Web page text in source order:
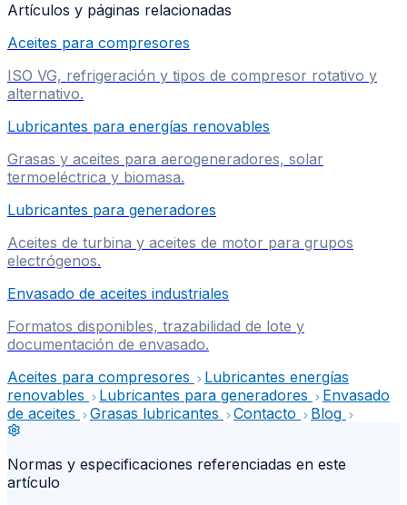
Artículos y páginas relacionadas
Aceites para compresores
ISO VG, refrigeración y tipos de compresor rotativo y
alternativo.
Lubricantes para energías renovables
Grasas y aceites para aerogeneradores, solar
termoeléctrica y biomasa.
Lubricantes para generadores
Aceites de turbina y aceites de motor para grupos
electrógenos.
Envasado de aceites industriales
Formatos disponibles, trazabilidad de lote y
documentación de envasado.
Aceites para compresores
Lubricantes energías
renovables
Lubricantes para generadores
Envasado
de aceites
Grasas lubricantes Contacto Blog
Normas y especificaciones referenciadas en este
artículo